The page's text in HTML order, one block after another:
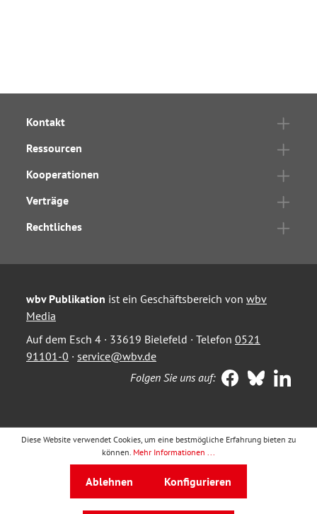
Kontakt
Ressourcen
Kooperationen
Verträge
Rechtliches
wbv Publikation ist ein Geschäftsbereich von wbv
Media
Auf dem Esch 4 · 33619 Bielefeld · Telefon 0521
91101-0 · service@wbv.de
Folgen Sie uns auf:
Diese Website verwendet Cookies, um eine bestmögliche Erfahrung bieten zu
können. Mehr Informationen ...
Ablehnen Konfigurieren